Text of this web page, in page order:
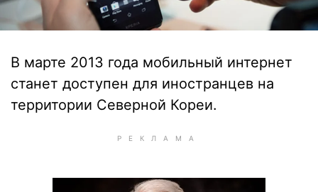
В марте 2013 года мобильный интернет
станет доступен для иностранцев на
территории Северной Кореи.